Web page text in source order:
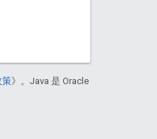
策》。Java 是 Oracle